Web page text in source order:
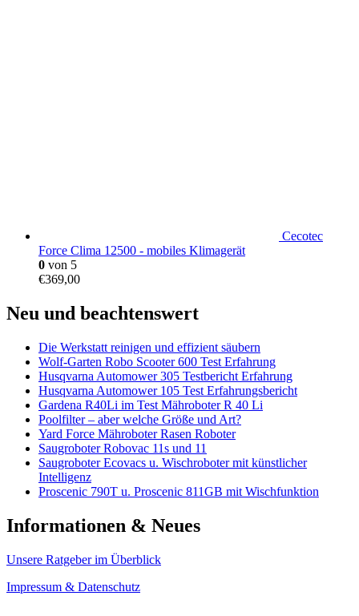
Cecotec
Force Clima 12500 - mobiles Klimagerät
0 von 5
€369,00
Neu und beachtenswert
Die Werkstatt reinigen und effizient säubern
Wolf-Garten Robo Scooter 600 Test Erfahrung
Husqvarna Automower 305 Testbericht Erfahrung
Husqvarna Automower 105 Test Erfahrungsbericht
Gardena R40Li im Test Mähroboter R 40 Li
Poolfilter – aber welche Größe und Art?
Yard Force Mähroboter Rasen Roboter
Saugroboter Robovac 11s und 11
Saugroboter Ecovacs u. Wischroboter mit künstlicher
Intelligenz
Proscenic 790T u. Proscenic 811GB mit Wischfunktion
Informationen & Neues
Unsere Ratgeber im Überblick
Impressum & Datenschutz